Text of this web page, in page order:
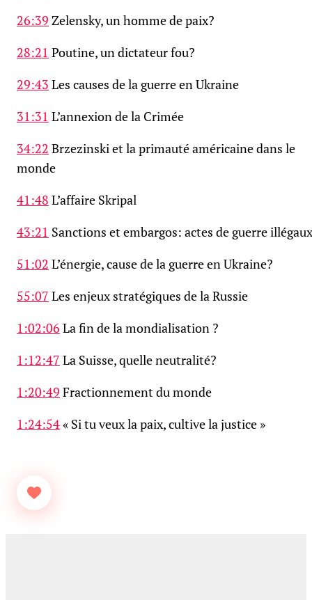
26:39 Zelensky, un homme de paix?
28:21 Poutine, un dictateur fou?
29:43 Les causes de la guerre en Ukraine
31:31 L’annexion de la Crimée
34:22 Brzezinski et la primauté américaine dans le
monde
41:48 L’affaire Skripal
43:21 Sanctions et embargos: actes de guerre illégaux
51:02 L’énergie, cause de la guerre en Ukraine?
55:07 Les enjeux stratégiques de la Russie
1:02:06 La fin de la mondialisation ?
1:12:47 La Suisse, quelle neutralité?
1:20:49 Fractionnement du monde
1:24:54« Si tu veux la paix, cultive la justice »